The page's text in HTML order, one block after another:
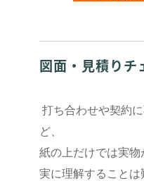
図面・見積りチ
打ち合わせや契約
ど、
紙の上だけでは実
実に理解することは